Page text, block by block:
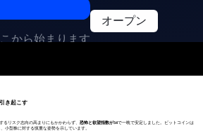
から始まります
オープン
き起こす
るリスク志向の高まりにもかかわらず、 恐怖と欲望指数が34で一晩で安定しました。ビットコインは
、小型株に対する慎重な姿勢を示しています。